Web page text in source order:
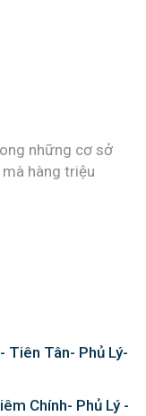
những cơ sở
hàng triệu
Tiên Tân- Phủ Lý-
Chính- Phủ Lý -